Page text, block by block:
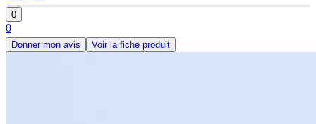
0
0
Donner mon avis Voir la fiche produit